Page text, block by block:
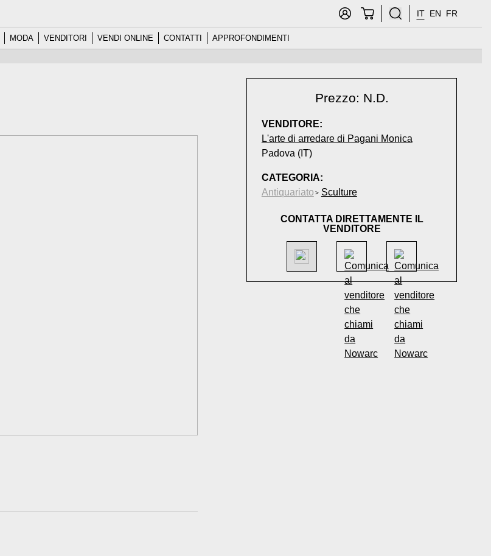
IT EN FR
MODA VENDITORI VENDI ONLINE CONTATTI APPROFONDIMENTI
Prezzo: N.D.
VENDITORE:
L'arte di arredare di Pagani Monica
Padova (IT)
CATEGORIA:
Antiquariato
Sculture
CONTATTA DIRETTAMENTE IL
VENDITORE